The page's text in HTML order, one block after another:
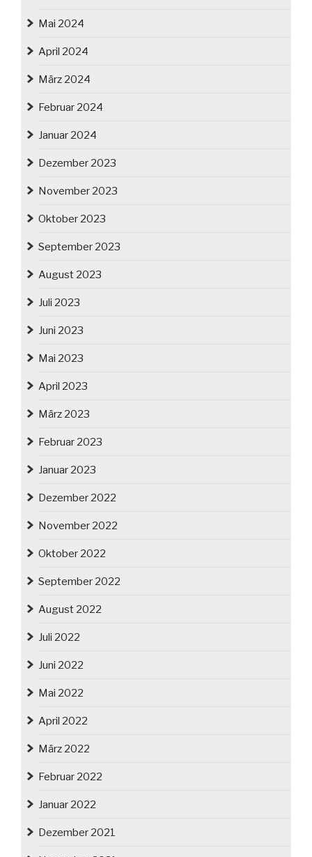
Mai 2024
April 2024
März 2024
Februar 2024
Januar 2024
Dezember 2023
November 2023
Oktober 2023
September 2023
August 2023
Juli 2023
Juni 2023
Mai 2023
April 2023
März 2023
Februar 2023
Januar 2023
Dezember 2022
November 2022
Oktober 2022
September 2022
August 2022
Juli 2022
Juni 2022
Mai 2022
April 2022
März 2022
Februar 2022
Januar 2022
Dezember 2021